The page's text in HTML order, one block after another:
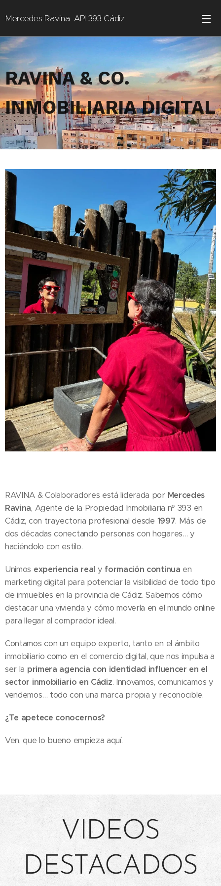
Mercedes Ravina. API 393 Cádiz
RAVINA & CO.
INMOBILIARIA DIGITAL
RAVINA & Colaboradores está liderada por Mercedes
Ravina, Agente de la Propiedad Inmobiliaria nº 393 en
Cádiz, con trayectoria profesional desde 1997. Más de
dos décadas conectando personas con hogares… y
haciéndolo con estilo.
Unimos experiencia real y formación continua en
marketing digital para potenciar la visibilidad de todo tipo
de inmuebles en la provincia de Cádiz. Sabemos cómo
destacar una vivienda y cómo moverla en el mundo online
para llegar al comprador ideal.
Contamos con un equipo experto, tanto en el ámbito
inmobiliario como en el comercio digital, que nos impulsa a
ser la primera agencia con identidad influencer en el
sector inmobiliario en Cádiz. Innovamos, comunicamos y
vendemos… todo con una marca propia y reconocible.
¿Te apetece conocernos?
Ven, que lo bueno empieza aquí.
VIDEOS
DESTACADOS